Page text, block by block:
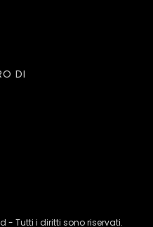
DI
- Tutti i diritti sono riservati.